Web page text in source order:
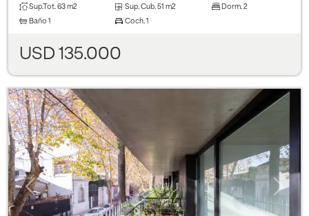
Sup.Tot. 63 m2 Sup. Cub. 51 m2 Dorm. 2
Baño 1 Coch. 1
USD 135.000
Previous Next